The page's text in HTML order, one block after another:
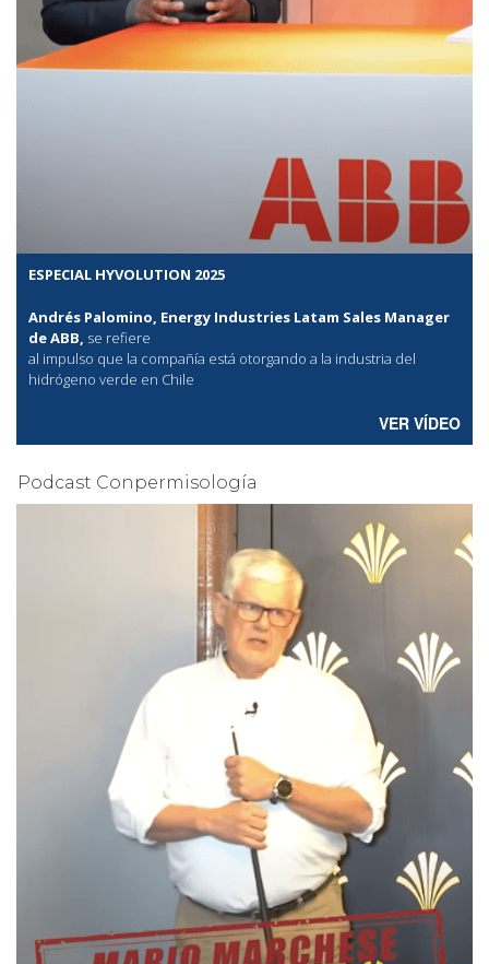
ESPECIAL HYVOLUTION 2025
Andrés Palomino, Energy Industries Latam Sales Manager
de ABB, se refiere
al impulso que la compañía está otorgando a la industria del
hidrógeno verde en Chile
VER VÍDEO
Podcast Conpermisología